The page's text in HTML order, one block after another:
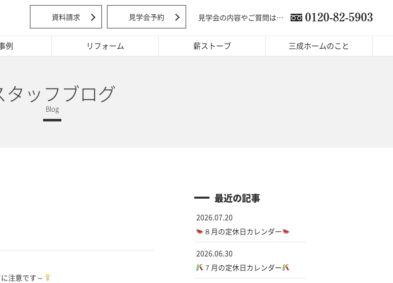
資料請求 見学会予約 見学会の内容やご質問は…
例 リフォーム 薪ストーブ 三成ホームのこと
タッフブログ
注意です～
最近の記事
2026.07.20
８月の定休日カレンダー
2026.06.30
７月の定休日カレンダー